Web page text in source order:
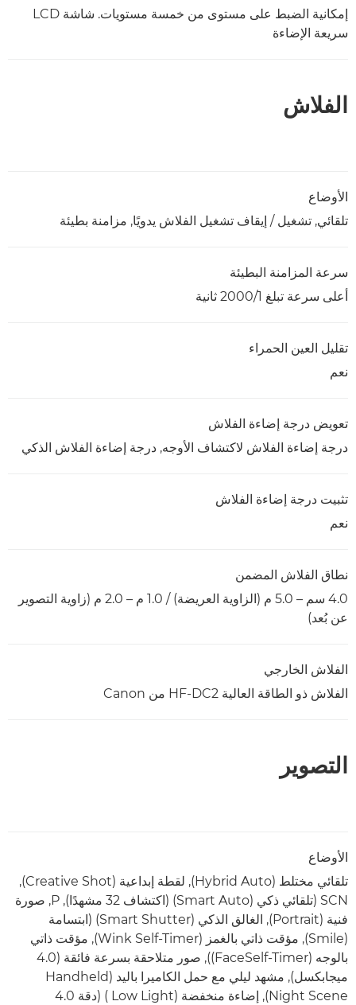
إمكانية الضبط على مستوى من خمسة مستويات. شاشة LCD
سريعة الإضاءة
الفلاش
الأوضاع
تلقائي, تشغيل / إيقاف تشغيل الفلاش يدويًا, مزامنة بطيئة
سرعة المزامنة البطيئة
أعلى سرعة تبلغ 1/‏2000 ثانية
تقليل العين الحمراء
نعم
تعويض درجة إضاءة الفلاش
درجة إضاءة الفلاش لاكتشاف الأوجه, درجة إضاءة الفلاش الذكي
تثبيت درجة إضاءة الفلاش
نعم
نطاق الفلاش المضمن
4.0 سم – 5.0 م (الزاوية العريضة) / 1.0 م – 2.0 م (زاوية التصوير
عن بُعد)
الفلاش الخارجي
الفلاش ذو الطاقة العالية HF-DC2 من Canon
التصوير
الأوضاع
تلقائي مختلط (Hybrid Auto), لقطة إبداعية (Creative Shot),
‏SCN (تلقائي ذكي (Smart Auto) (اكتشاف 32 مشهدًا), P, صورة
فنية (Portrait), الغالق الذكي (Smart Shutter) (ابتسامة
(Smile), مؤقت ذاتي بالغمز (Wink Self-Timer), مؤقت ذاتي
بالوجه (FaceSelf-Timer)), صور متلاحقة بسرعة فائقة (4.0
ميجابكسل), مشهد ليلي مع حمل الكاميرا باليد (Handheld
Night Scene), إضاءة منخفضة (Low Light ) (دقة 4.0